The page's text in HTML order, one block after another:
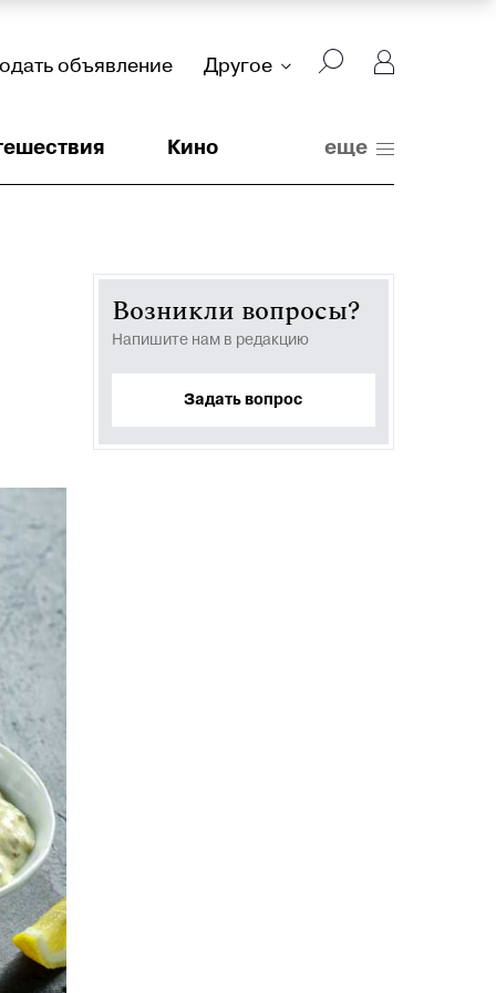
объявление Другое
Кино еще
Возникли вопросы?
Напишите нам в редакцию
Задать вопрос